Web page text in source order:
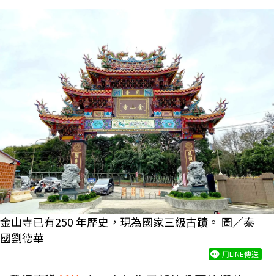
金山寺已有250 年歷史，現為國家三級古蹟。 圖／泰
國劉德華
用LINE傳送